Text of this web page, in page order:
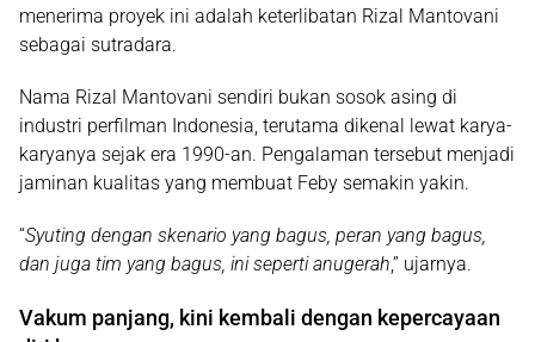
menerima proyek ini adalah keterlibatan Rizal Mantovani
sebagai sutradara.
Nama Rizal Mantovani sendiri bukan sosok asing di
industri perfilman Indonesia, terutama dikenal lewat karya-
karyanya sejak era 1990-an. Pengalaman tersebut menjadi
jaminan kualitas yang membuat Feby semakin yakin.
“Syuting dengan skenario yang bagus, peran yang bagus,
dan juga tim yang bagus, ini seperti anugerah,” ujarnya.
Vakum panjang, kini kembali dengan kepercayaan